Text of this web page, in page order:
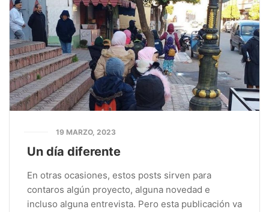
19 MARZO, 2023
Un día diferente
En otras ocasiones, estos posts sirven para
contaros algún proyecto, alguna novedad e
incluso alguna entrevista. Pero esta publicación va